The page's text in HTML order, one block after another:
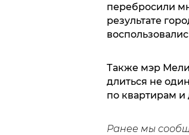
перебросили
результате
Также мэр
длиться не
по квартирам
Ранее мы